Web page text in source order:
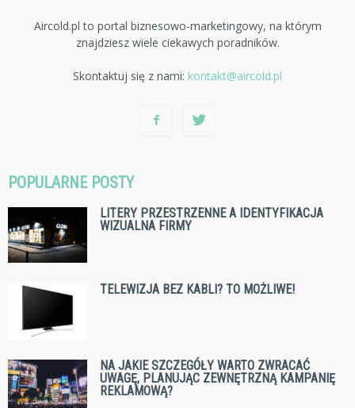
Aircold.pl to portal biznesowo-marketingowy, na którym
znajdziesz wiele ciekawych poradników.
Skontaktuj się z nami: kontakt@aircold.pl
POPULARNE POSTY
LITERY PRZESTRZENNE A IDENTYFIKACJA
WIZUALNA FIRMY
TELEWIZJA BEZ KABLI? TO MOŻLIWE!
NA JAKIE SZCZEGÓŁY WARTO ZWRACAĆ
UWAGĘ, PLANUJĄC ZEWNĘTRZNĄ KAMPANIĘ
REKLAMOWĄ?